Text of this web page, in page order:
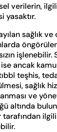
verilerin,
yasaktır.
sağlık ve
ancak kamu
teşhis,
sağlık
ve
altında